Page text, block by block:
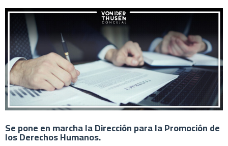
Se pone en marcha la Dirección para la Promoción de
los Derechos Humanos.